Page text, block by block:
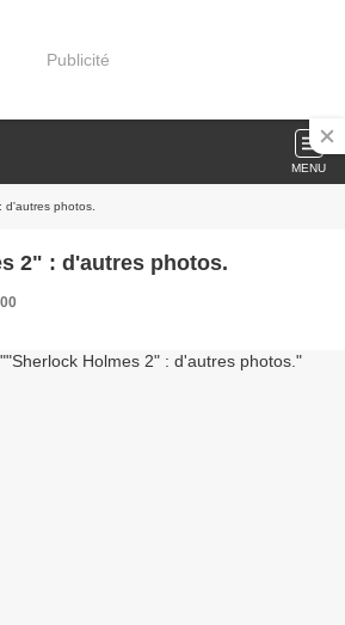
Publicité
MENU
d'autres photos.
2" : d'autres photos.